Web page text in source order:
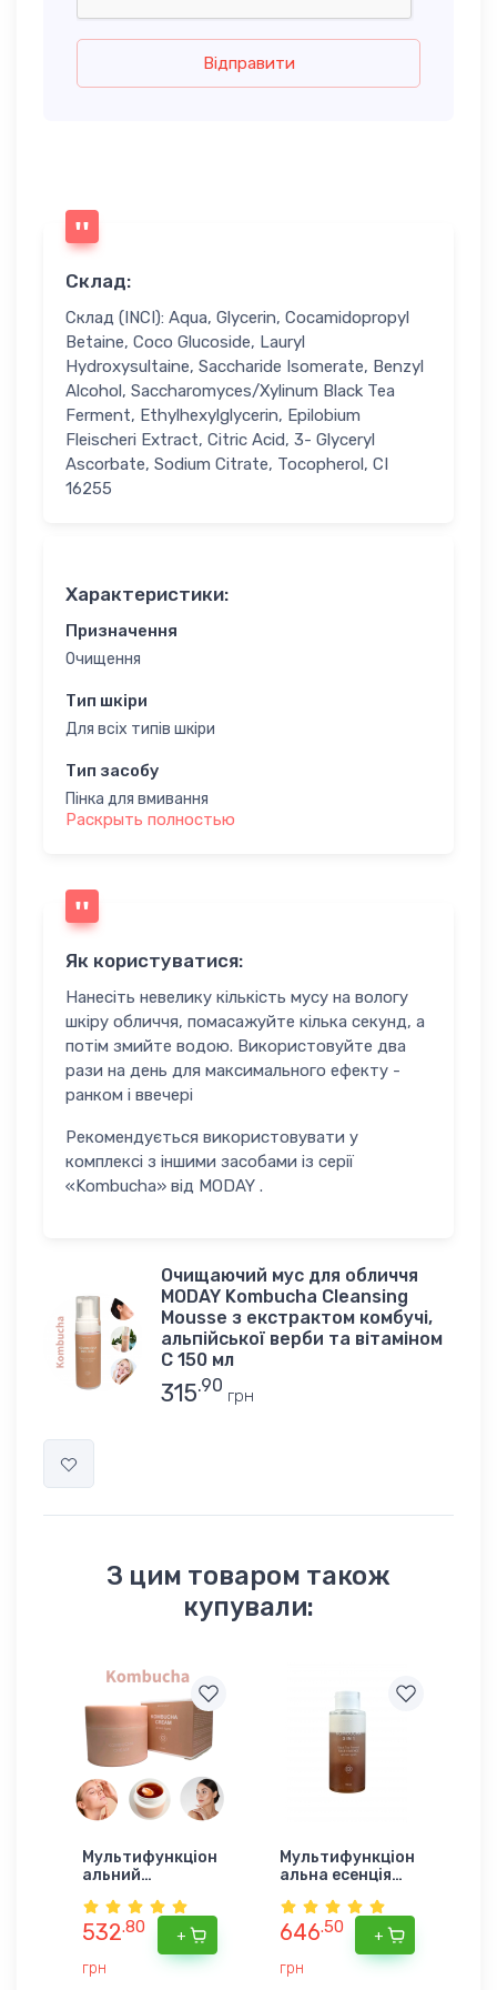
Відправити
Склад:
Склад (INCI): Aqua, Glycerin, Cocamidopropyl
Betaine, Coco Glucoside, Lauryl
Hydroxysultaine, Saccharide Isomerate, Benzyl
Alcohol, Saccharomyces/Xylinum Black Tea
Ferment, Ethylhexylglycerin, Epilobium
Fleischeri Extract, Citric Acid, 3- Glyceryl
Ascorbate, Sodium Citrate, Tocopherol, СІ
16255
Характеристики:
Призначення
Очищення
Тип шкіри
Для всіх типів шкіри
Тип засобу
Пінка для вмивання
Клас косметики
18-25, 25-35, 35-45, 45+
Додаткові характеристики
день
150 мл
Країна
Раскрыть полностью
Як користуватися:
Нанесіть невелику кількість мусу на вологу
шкіру обличчя, помасажуйте кілька секунд, а
потім змийте водою. Використовуйте два
рази на день для максимального ефекту -
ранком і ввечері
Рекомендується використовувати у
комплексі з іншими засобами із серії
«Kombucha» від MODAY .
Очищаючий мус для обличчя
MODAY Kombucha Cleansing
Mousse з екстрактом комбучі,
альпійської верби та вітаміном
С 150 мл
315.90 грн
З цим товаром також
купували:
Мультифункціон
альний
крем для
обличчя MODAY
Kombucha
CREAM на основі
ферментованог
532.80
грн
+
Мультифункціон
альна есенція
MODAY
Kombucha 3 в 1
на основі
ферментованог
о чорного чаю,
646.50
грн
+